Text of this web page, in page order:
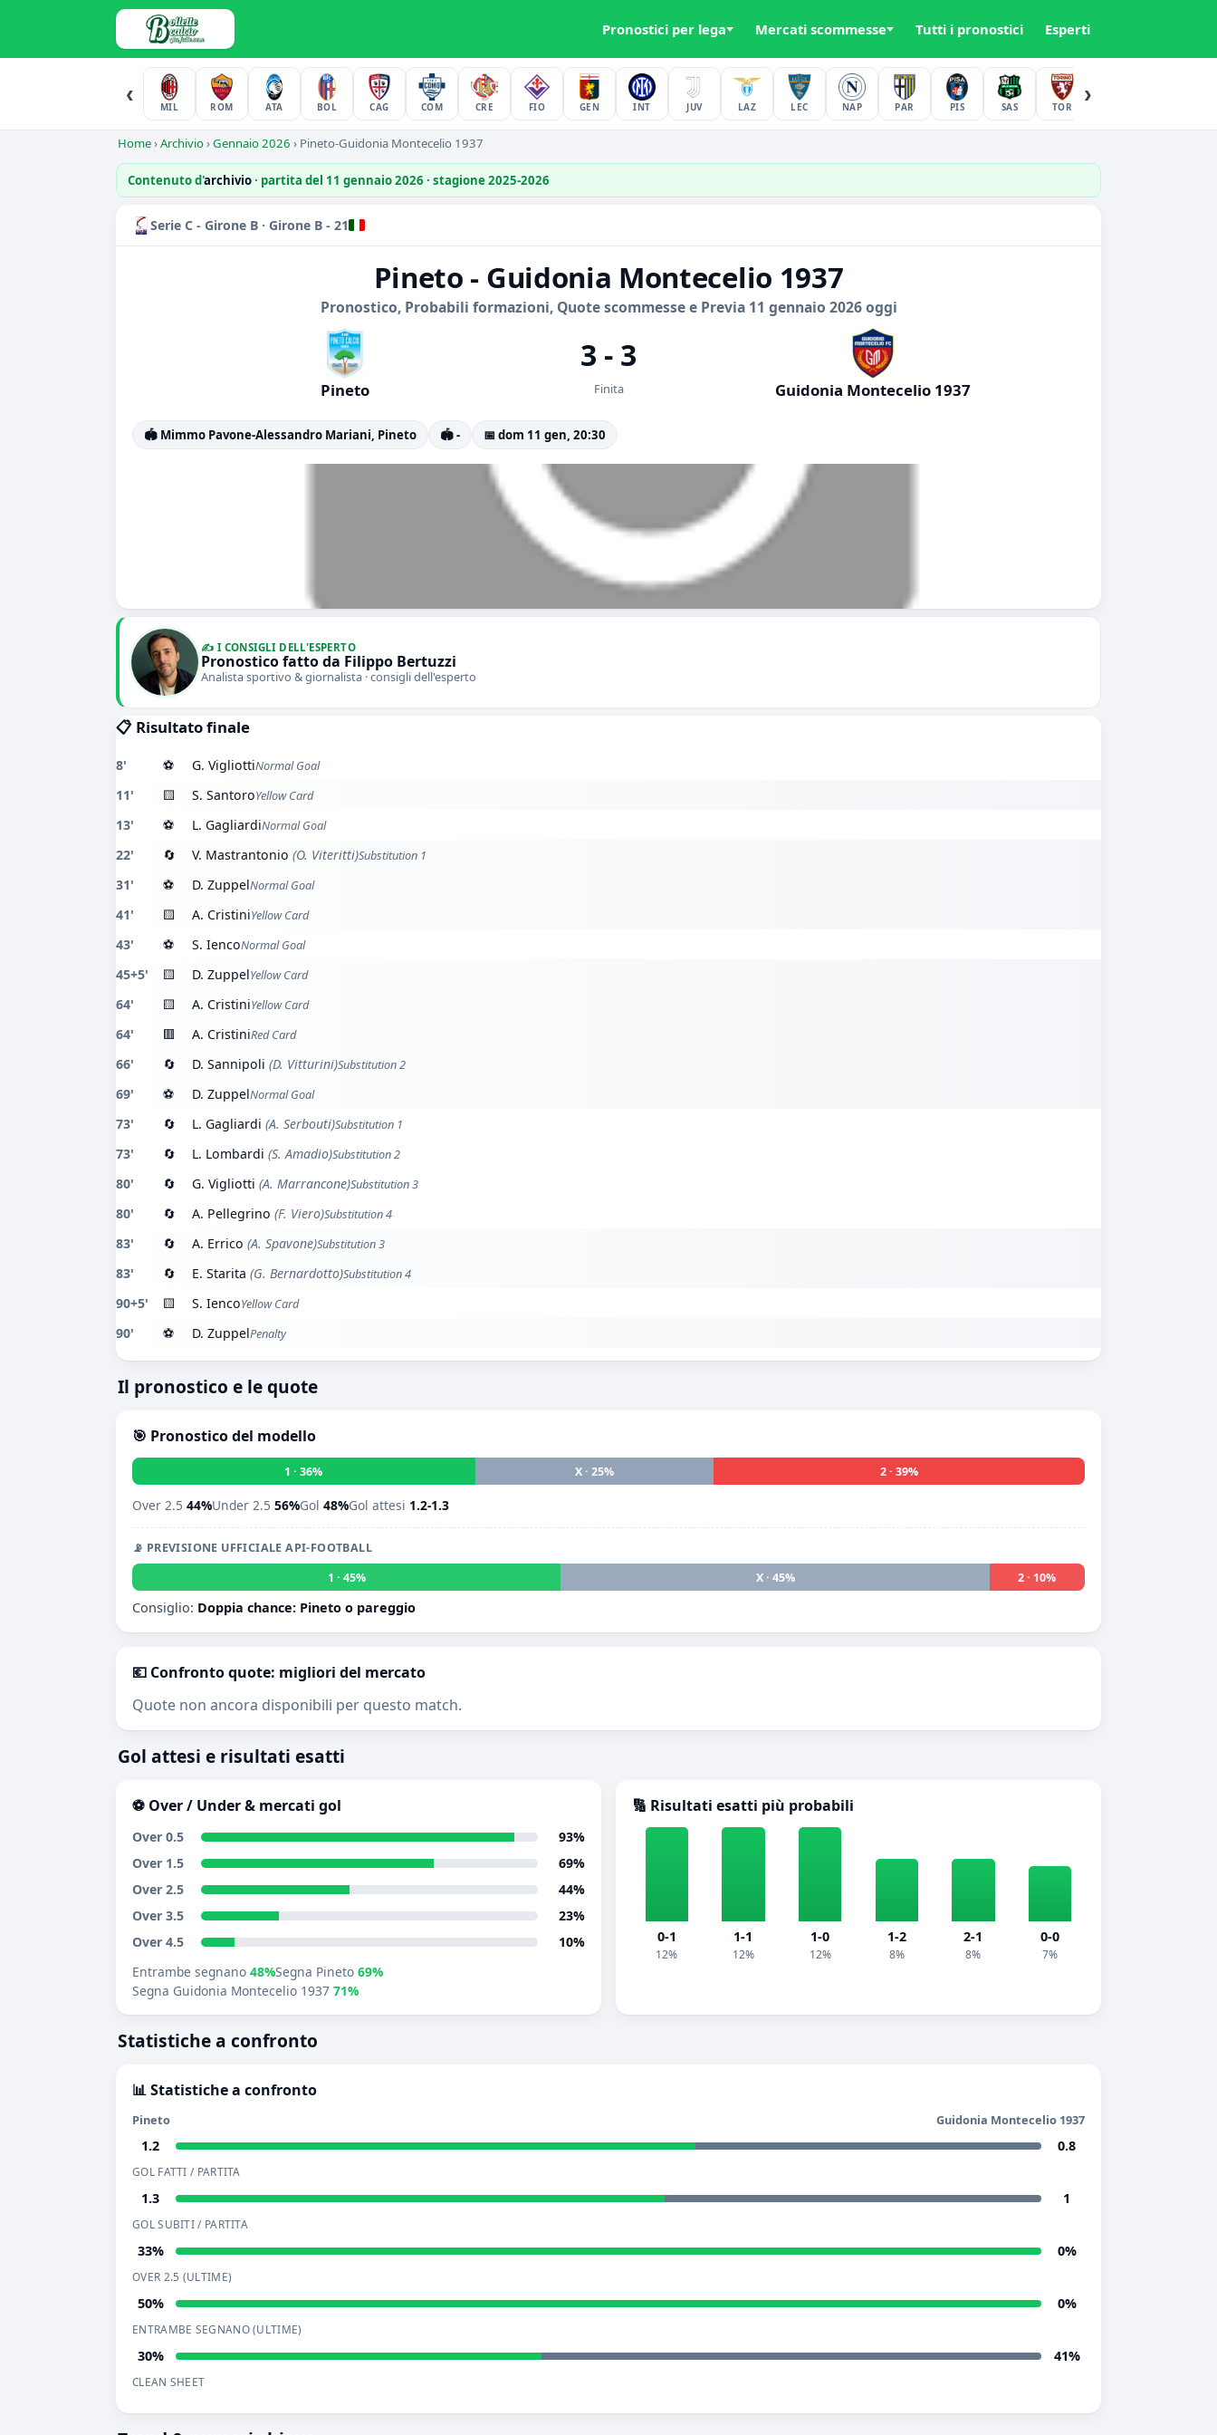
Pronostici per lega Mercati scommesse Tutti i pronostici Esperti
‹
MIL ROM ATA BOL CAG COM CRE FIO GEN INT JUV LAZ LEC NAP PAR PIS SAS TOR
›
Home›Archivio›Gennaio 2026 › Pineto-Guidonia Montecelio 1937
Contenuto d'archivio· partita del 11 gennaio 2026 · stagione 2025-2026
Serie C - Girone B · Girone B - 21
Pineto - Guidonia Montecelio 1937
Pronostico, Probabili formazioni, Quote scommesse e Previa 11 gennaio 2026 oggi
Pineto
3 - 3
Finita Guidonia Montecelio 1937
🏟️ Mimmo Pavone-Alessandro Mariani, Pineto 🏟️ - 📅 dom 11 gen, 20:30
✍️ I CONSIGLI DELL'ESPERTO
Pronostico fatto da Filippo Bertuzzi
Analista sportivo & giornalista · consigli dell'esperto
📋 Risultato finale
8' ⚽ G. VigliottiNormal Goal
11' 🟨 S. SantoroYellow Card
13' ⚽ L. GagliardiNormal Goal
22' 🔄 V. Mastrantonio (O. Viteritti)Substitution 1
31' ⚽ D. ZuppelNormal Goal
41' 🟨 A. CristiniYellow Card
43' ⚽ S. IencoNormal Goal
45+5' 🟨 D. ZuppelYellow Card
64' 🟨 A. CristiniYellow Card
64' 🟥 A. CristiniRed Card
66' 🔄 D. Sannipoli (D. Vitturini)Substitution 2
69' ⚽ D. ZuppelNormal Goal
73' 🔄 L. Gagliardi (A. Serbouti)Substitution 1
73' 🔄 L. Lombardi (S. Amadio)Substitution 2
80' 🔄 G. Vigliotti (A. Marrancone)Substitution 3
80' 🔄 A. Pellegrino (F. Viero)Substitution 4
83' 🔄 A. Errico (A. Spavone)Substitution 3
83' 🔄 E. Starita (G. Bernardotto)Substitution 4
90+5' 🟨 S. IencoYellow Card
90' ⚽ D. ZuppelPenalty
Il pronostico e le quote
🎯 Pronostico del modello
1 · 36% X · 25% 2 · 39%
Over 2.5 44%Under 2.5 56%Gol 48%Gol attesi 1.2-1.3
📡 PREVISIONE UFFICIALE API-FOOTBALL
1 · 45%
X · 45% 2 · 10%
Consiglio: Doppia chance: Pineto o pareggio
💶 Confronto quote: migliori del mercato
Quote non ancora disponibili per questo match.
Gol attesi e risultati esatti
⚽ Over / Under & mercati gol
Over 0.5
93%
Over 1.5
69%
Over 2.5
44%
Over 3.5
23%
Over 4.5
10%
Entrambe segnano 48%Segna Pineto 69%
Segna Guidonia Montecelio 1937 71%
🔢 Risultati esatti più probabili
0-1
12%
1-1
12%
1-0
12%
1-2
8%
2-1
8%
0-0
7%
Statistiche a confronto
📊 Statistiche a confronto
Pineto Guidonia Montecelio 1937
1.2 0.8
GOL FATTI / PARTITA
1.3 1
GOL SUBITI / PARTITA
33% 0%
OVER 2.5 (ULTIME)
50% 0%
ENTRAMBE SEGNANO (ULTIME)
30% 41%
CLEAN SHEET